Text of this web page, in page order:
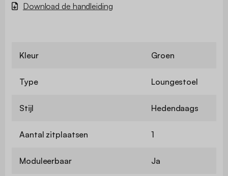
Download de handleiding
Kleur Groen
Type Loungestoel
Stijl Hedendaags
Aantal zitplaatsen 1
Moduleerbaar Ja